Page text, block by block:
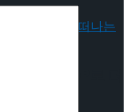
한잔! DDP로 떠